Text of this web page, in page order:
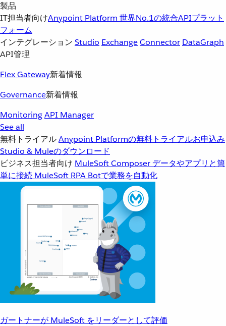
製品
IT担当者向けAnypoint Platform 世界No.1の統合APIプラット
フォーム
インテグレーション Studio ExchangeConnector DataGraph
API管理
Flex Gateway新着情報
Governance新着情報
MonitoringAPI Manager
See all
無料トライアルAnypoint Platformの無料トライアルお申込み
Studio & Muleのダウンロード
ビジネス担当者向け MuleSoft Composer データやアプリと簡
単に接続 MuleSoft RPA Botで業務を自動化
ガートナーが MuleSoft をリーダーとして評価